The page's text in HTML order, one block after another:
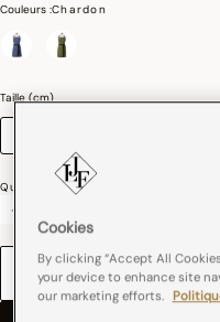
Couleurs :Chardon
Taille (cm)
Quantité
-
Cookies
By clicking “Accept All
your device to enhance site
our marketing efforts.